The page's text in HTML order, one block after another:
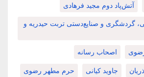
آتش‌پاد دوم مجید فرهادی
گردشگری و صنایع‌دستی تربت حیدریه و
اصحاب رسانه
جاوید کیانی حرم مطهر رضوی